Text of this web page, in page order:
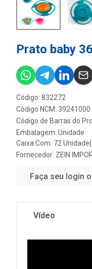
Prato baby
Código: 832272
Código NCM: 39241000
Código de Barras do
Embalagem: Unidade
Caixa Com: 72
Fornecedor: ZEIN
Faça seu login
Vídeo